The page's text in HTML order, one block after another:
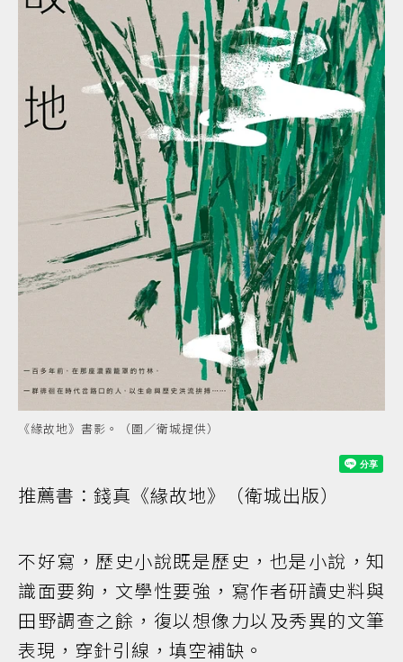
《緣故地》書影。（圖／衛城提供）
推薦書：錢真《緣故地》（衛城出版）
不好寫，歷史小說既是歷史，也是小說，知
識面要夠，文學性要強，寫作者研讀史料與
田野調查之餘，復以想像力以及秀異的文筆
表現，穿針引線，填空補缺。